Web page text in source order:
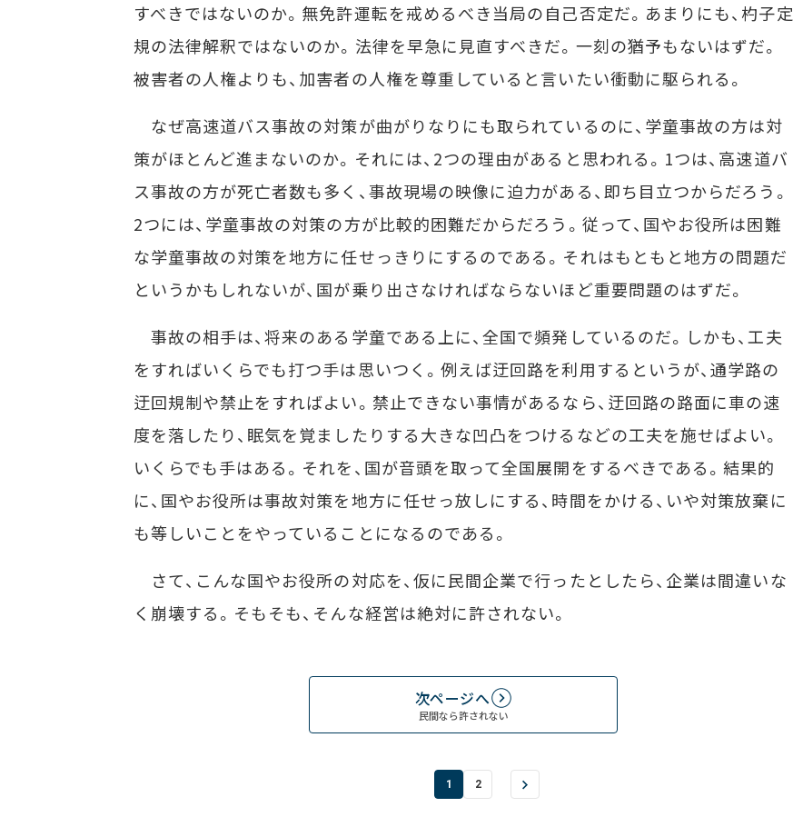
すべきではないのか。無免許運転を戒めるべき当局の自己否定だ。あまりにも、杓子定
規の法律解釈ではないのか。法律を早急に見直すべきだ。一刻の猶予もないはずだ。
被害者の人権よりも、加害者の人権を尊重していると言いたい衝動に駆られる。
なぜ高速道バス事故の対策が曲がりなりにも取られているのに、学童事故の方は対
策がほとんど進まないのか。それには、2つの理由があると思われる。1つは、高速道バ
ス事故の方が死亡者数も多く、事故現場の映像に迫力がある、即ち目立つからだろう。
2つには、学童事故の対策の方が比較的困難だからだろう。従って、国やお役所は困難
な学童事故の対策を地方に任せっきりにするのである。それはもともと地方の問題だ
というかもしれないが、国が乗り出さなければならないほど重要問題のはずだ。
事故の相手は、将来のある学童である上に、全国で頻発しているのだ。しかも、工夫
をすればいくらでも打つ手は思いつく。例えば迂回路を利用するというが、通学路の
迂回規制や禁止をすればよい。禁止できない事情があるなら、迂回路の路面に車の速
度を落したり、眠気を覚ましたりする大きな凹凸をつけるなどの工夫を施せばよい。
いくらでも手はある。それを、国が音頭を取って全国展開をするべきである。結果的
に、国やお役所は事故対策を地方に任せっ放しにする、時間をかける、いや対策放棄に
も等しいことをやっていることになるのである。
さて、こんな国やお役所の対応を、仮に民間企業で行ったとしたら、企業は間違いな
く崩壊する。そもそも、そんな経営は絶対に許されない。
次ページへ
民間なら許されない
1 2